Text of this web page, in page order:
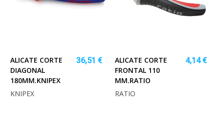
ALICATE CORTE
DIAGONAL
180MM.KNIPEX
36,51 €
KNIPEX
ALICATE CORTE
FRONTAL 110
MM.RATIO
4,14 €
RATIO